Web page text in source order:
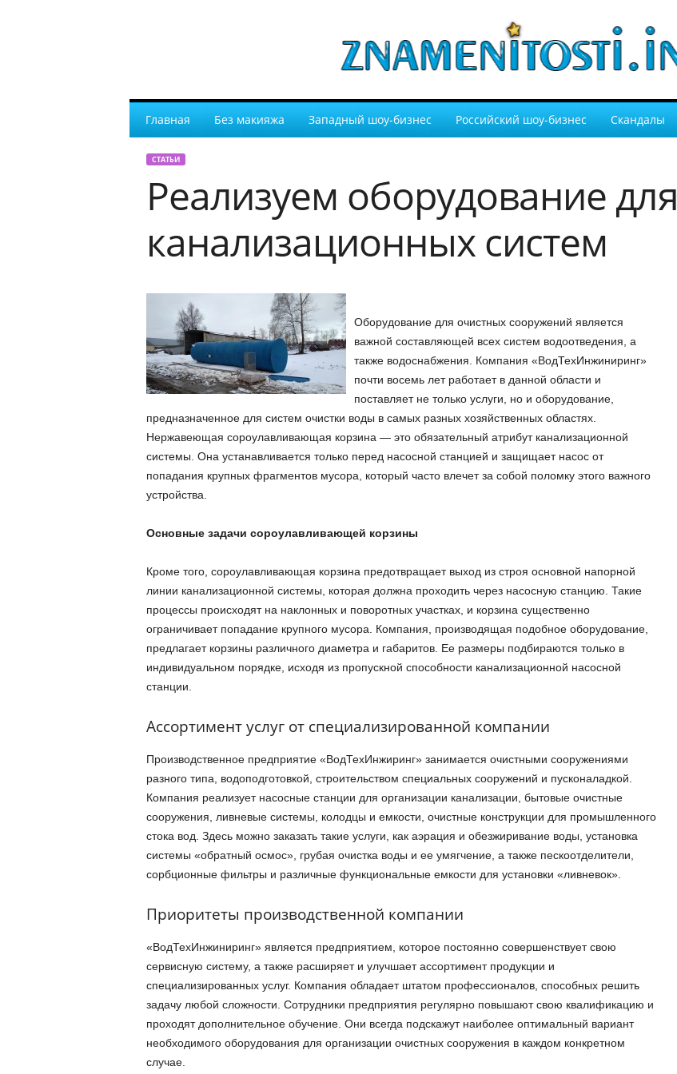
Главная Без макияжа Западный шоу-бизнес Российский шоу-бизнес Скандалы
СТАТЬИ
Реализуем оборудование для
канализационных систем
Оборудование для очистных сооружений является
важной составляющей всех систем водоотведения, а
также водоснабжения. Компания «ВодТехИнжиниринг»
почти восемь лет работает в данной области и
поставляет не только услуги, но и оборудование,
предназначенное для систем очистки воды в самых разных хозяйственных областях.
Нержавеющая сороулавливающая корзина — это обязательный атрибут канализационной
системы. Она устанавливается только перед насосной станцией и защищает насос от
попадания крупных фрагментов мусора, который часто влечет за собой поломку этого важного
устройства.
Основные задачи сороулавливающей корзины
Кроме того, сороулавливающая корзина предотвращает выход из строя основной напорной
линии канализационной системы, которая должна проходить через насосную станцию. Такие
процессы происходят на наклонных и поворотных участках, и корзина существенно
ограничивает попадание крупного мусора. Компания, производящая подобное оборудование,
предлагает корзины различного диаметра и габаритов. Ее размеры подбираются только в
индивидуальном порядке, исходя из пропускной способности канализационной насосной
станции.
Ассортимент услуг от специализированной компании
Производственное предприятие «ВодТехИнжиринг» занимается очистными сооружениями
разного типа, водоподготовкой, строительством специальных сооружений и пусконаладкой.
Компания реализует насосные станции для организации канализации, бытовые очистные
сооружения, ливневые системы, колодцы и емкости, очистные конструкции для промышленного
стока вод. Здесь можно заказать такие услуги, как аэрация и обезжиривание воды, установка
системы «обратный осмос», грубая очистка воды и ее умягчение, а также пескоотделители,
сорбционные фильтры и различные функциональные емкости для установки «ливневок».
Приоритеты производственной компании
«ВодТехИнжиниринг» является предприятием, которое постоянно совершенствует свою
сервисную систему, а также расширяет и улучшает ассортимент продукции и
специализированных услуг. Компания обладает штатом профессионалов, способных решить
задачу любой сложности. Сотрудники предприятия регулярно повышают свою квалификацию и
проходят дополнительное обучение. Они всегда подскажут наиболее оптимальный вариант
необходимого оборудования для организации очистных сооружения в каждом конкретном
случае.